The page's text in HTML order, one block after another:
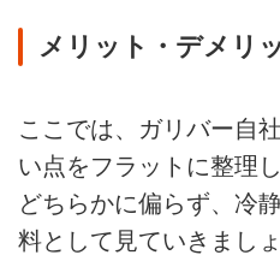
メリット・デメリ
ここでは、ガリバー自
い点をフラットに整理
どちらかに偏らず、冷
料として見ていきましょ